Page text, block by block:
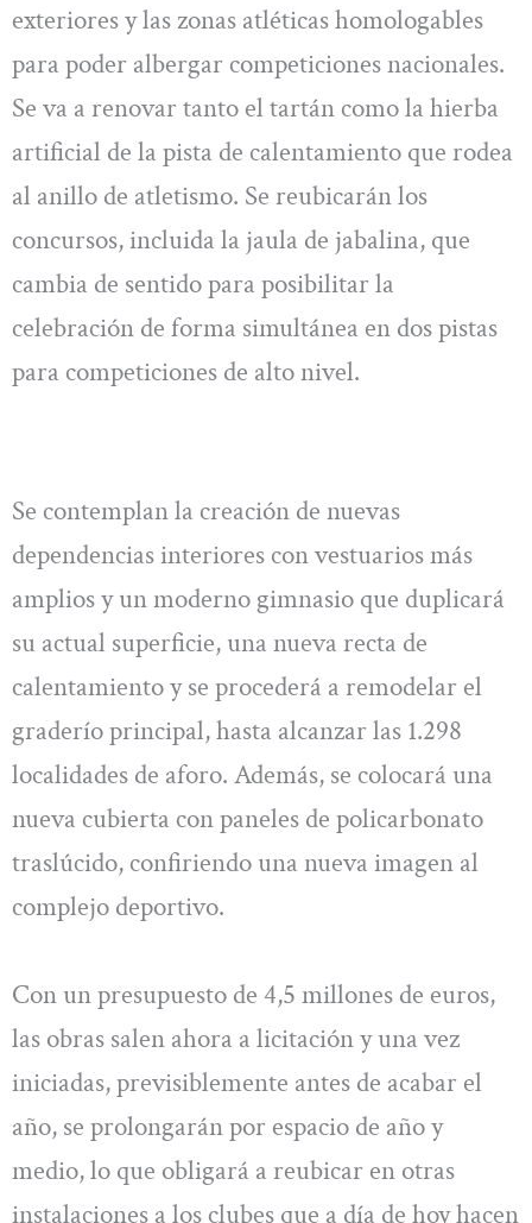
exteriores y las zonas atléticas homologables
para poder albergar competiciones nacionales.
Se va a renovar tanto el tartán como la hierba
artificial de la pista de calentamiento que rodea
al anillo de atletismo. Se reubicarán los
concursos, incluida la jaula de jabalina, que
cambia de sentido para posibilitar la
celebración de forma simultánea en dos pistas
para competiciones de alto nivel.
Se contemplan la creación de nuevas
dependencias interiores con vestuarios más
amplios y un moderno gimnasio que duplicará
su actual superficie, una nueva recta de
calentamiento y se procederá a remodelar el
graderío principal, hasta alcanzar las 1.298
localidades de aforo. Además, se colocará una
nueva cubierta con paneles de policarbonato
traslúcido, confiriendo una nueva imagen al
complejo deportivo.
Con un presupuesto de 4,5 millones de euros,
las obras salen ahora a licitación y una vez
iniciadas, previsiblemente antes de acabar el
año, se prolongarán por espacio de año y
medio, lo que obligará a reubicar en otras
instalaciones a los clubes que a día de hoy hacen